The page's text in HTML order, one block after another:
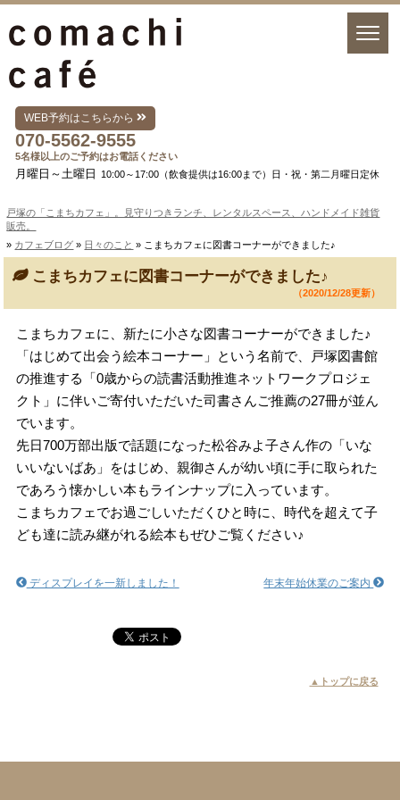
WEB予約はこちらから
070-5562-9555
5名様以上のご予約はお電話ください
月曜日～土曜日 10:00～17:00（飲食提供は16:00まで）日・祝・第二月曜日定休
戸塚の「こまちカフェ」。見守りつきランチ、レンタルスペース、ハンドメイド雑貨
販売。
» カフェブログ » 日々のこと » こまちカフェに図書コーナーができました♪
こまちカフェに図書コーナーができました♪
（2020/12/28更新）
こまちカフェに、新たに小さな図書コーナーができました♪
「はじめて出会う絵本コーナー」という名前で、戸塚図書館
の推進する「0歳からの読書活動推進ネットワークプロジェ
クト」に伴いご寄付いただいた司書さんご推薦の27冊が並ん
でいます。
先日700万部出版で話題になった松谷みよ子さん作の「いな
いいないばあ」をはじめ、親御さんが幼い頃に手に取られた
であろう懐かしい本もラインナップに入っています。
こまちカフェでお過ごしいただくひと時に、時代を超えて子
ども達に読み継がれる絵本もぜひご覧ください♪
年末年始休業のご案内
ディスプレイを一新しました！
▲トップに戻る